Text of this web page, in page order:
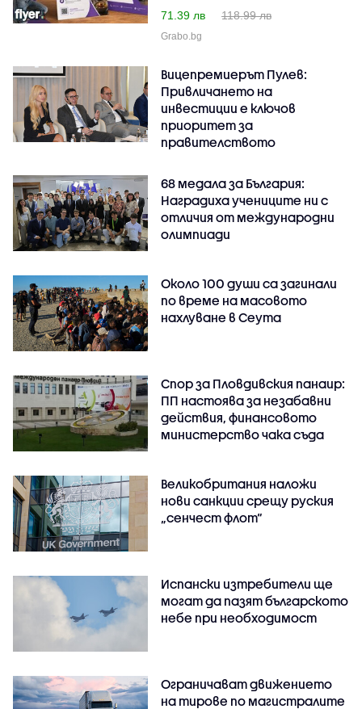
71.39 лв
118.99 лв
Grabo.bg
Вицепремиерът Пулев:
Привличането на
инвестиции е ключов
приоритет за
правителството
68 медала за България:
Наградиха учениците ни с
отличия от международни
олимпиади
Около 100 души са загинали
по време на масовото
нахлуване в Сеута
Спор за Пловдивския панаир:
ПП настоява за незабавни
действия, финансовото
министерство чака съда
Великобритания наложи
нови санкции срещу руския
„сенчест флот“
Испански изтребители ще
могат да пазят българското
небе при необходимост
Ограничават движението
на тирове по магистралите